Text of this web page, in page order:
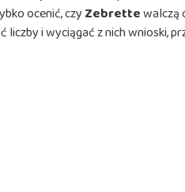
ocenić, czy Zebrettewalczą
i wyciągać z nich wnioski,